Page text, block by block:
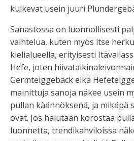
kulkevat usein juuri
Sanastossa on luonnollisesti
vaihtelua, kuten myös itse
kielialueella, erityisesti
Hefe, joten
Germteiggebäckeikä
mainittuja sanoja näkee usein
pullan käännöksenä, ja mikäpä
ovat. Jos halutaan korostaa
luonnetta, trendikahviloissa